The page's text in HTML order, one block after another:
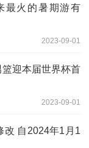
最火的暑期游有
2023-09-01
迎本届世界杯首
2023-09-01
改 自2024年1月1